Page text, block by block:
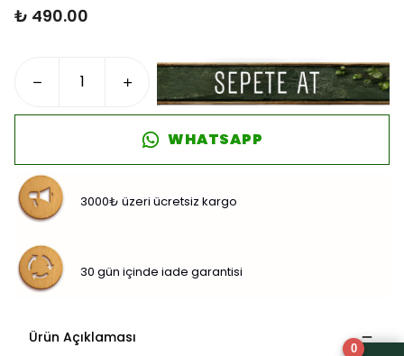
0
₺ 490.00
WHATSAPP
3000₺ üzeri ücretsiz kargo
30 gün içinde iade garantisi
Ürün Açıklaması